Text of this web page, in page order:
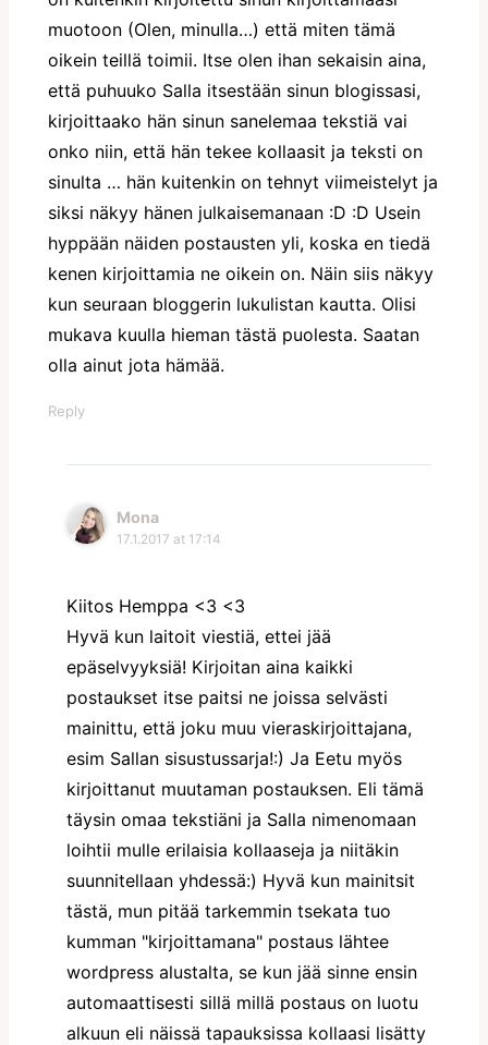
muotoon (Olen, minulla…) että miten tämä
oikein teillä toimii. Itse olen ihan sekaisin aina,
että puhuuko Salla itsestään sinun blogissasi,
kirjoittaako hän sinun sanelemaa tekstiä vai
onko niin, että hän tekee kollaasit ja teksti on
sinulta … hän kuitenkin on tehnyt viimeistelyt ja
siksi näkyy hänen julkaisemanaan :D :D Usein
hyppään näiden postausten yli, koska en tiedä
kenen kirjoittamia ne oikein on. Näin siis näkyy
kun seuraan bloggerin lukulistan kautta. Olisi
mukava kuulla hieman tästä puolesta. Saatan
olla ainut jota hämää.
Reply
Mona
17.1.2017 at 17:14
Kiitos Hemppa <3 <3
Hyvä kun laitoit viestiä, ettei jää
epäselvyyksiä! Kirjoitan aina kaikki
postaukset itse paitsi ne joissa selvästi
mainittu, että joku muu vieraskirjoittajana,
esim Sallan sisustussarja!:) Ja Eetu myös
kirjoittanut muutaman postauksen. Eli tämä
täysin omaa tekstiäni ja Salla nimenomaan
loihtii mulle erilaisia kollaaseja ja niitäkin
suunnitellaan yhdessä:) Hyvä kun mainitsit
tästä, mun pitää tarkemmin tsekata tuo
kumman "kirjoittamana" postaus lähtee
wordpress alustalta, se kun jää sinne ensin
automaattisesti sillä millä postaus on luotu
alkuun eli näissä tapauksissa kollaasi lisätty